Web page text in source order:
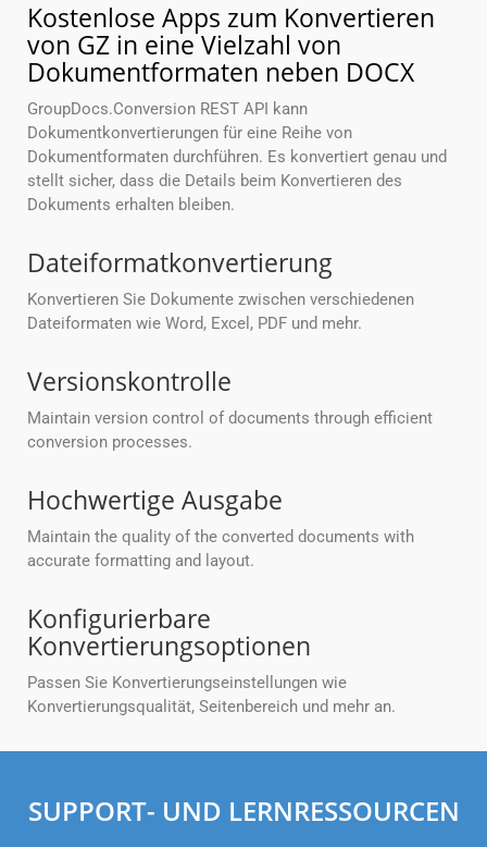
Kostenlose Apps zum Konvertieren
von GZ in eine Vielzahl von
Dokumentformaten neben DOCX
GroupDocs.Conversion REST API kann
Dokumentkonvertierungen für eine Reihe von
Dokumentformaten durchführen. Es konvertiert genau und
stellt sicher, dass die Details beim Konvertieren des
Dokuments erhalten bleiben.
Dateiformatkonvertierung
Konvertieren Sie Dokumente zwischen verschiedenen
Dateiformaten wie Word, Excel, PDF und mehr.
Versionskontrolle
Maintain version control of documents through efficient
conversion processes.
Hochwertige Ausgabe
Maintain the quality of the converted documents with
accurate formatting and layout.
Konfigurierbare
Konvertierungsoptionen
Passen Sie Konvertierungseinstellungen wie
Konvertierungsqualität, Seitenbereich und mehr an.
SUPPORT- UND LERNRESSOURCEN